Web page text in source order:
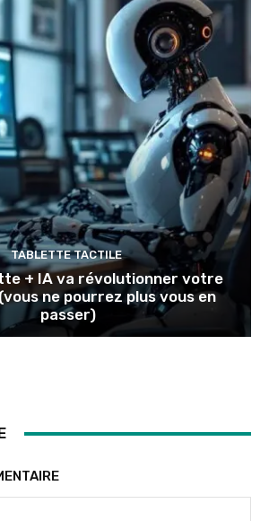
TABLETTE TACTILE
+ IA va révolutionner votre
ne pourrez plus vous en
passer)